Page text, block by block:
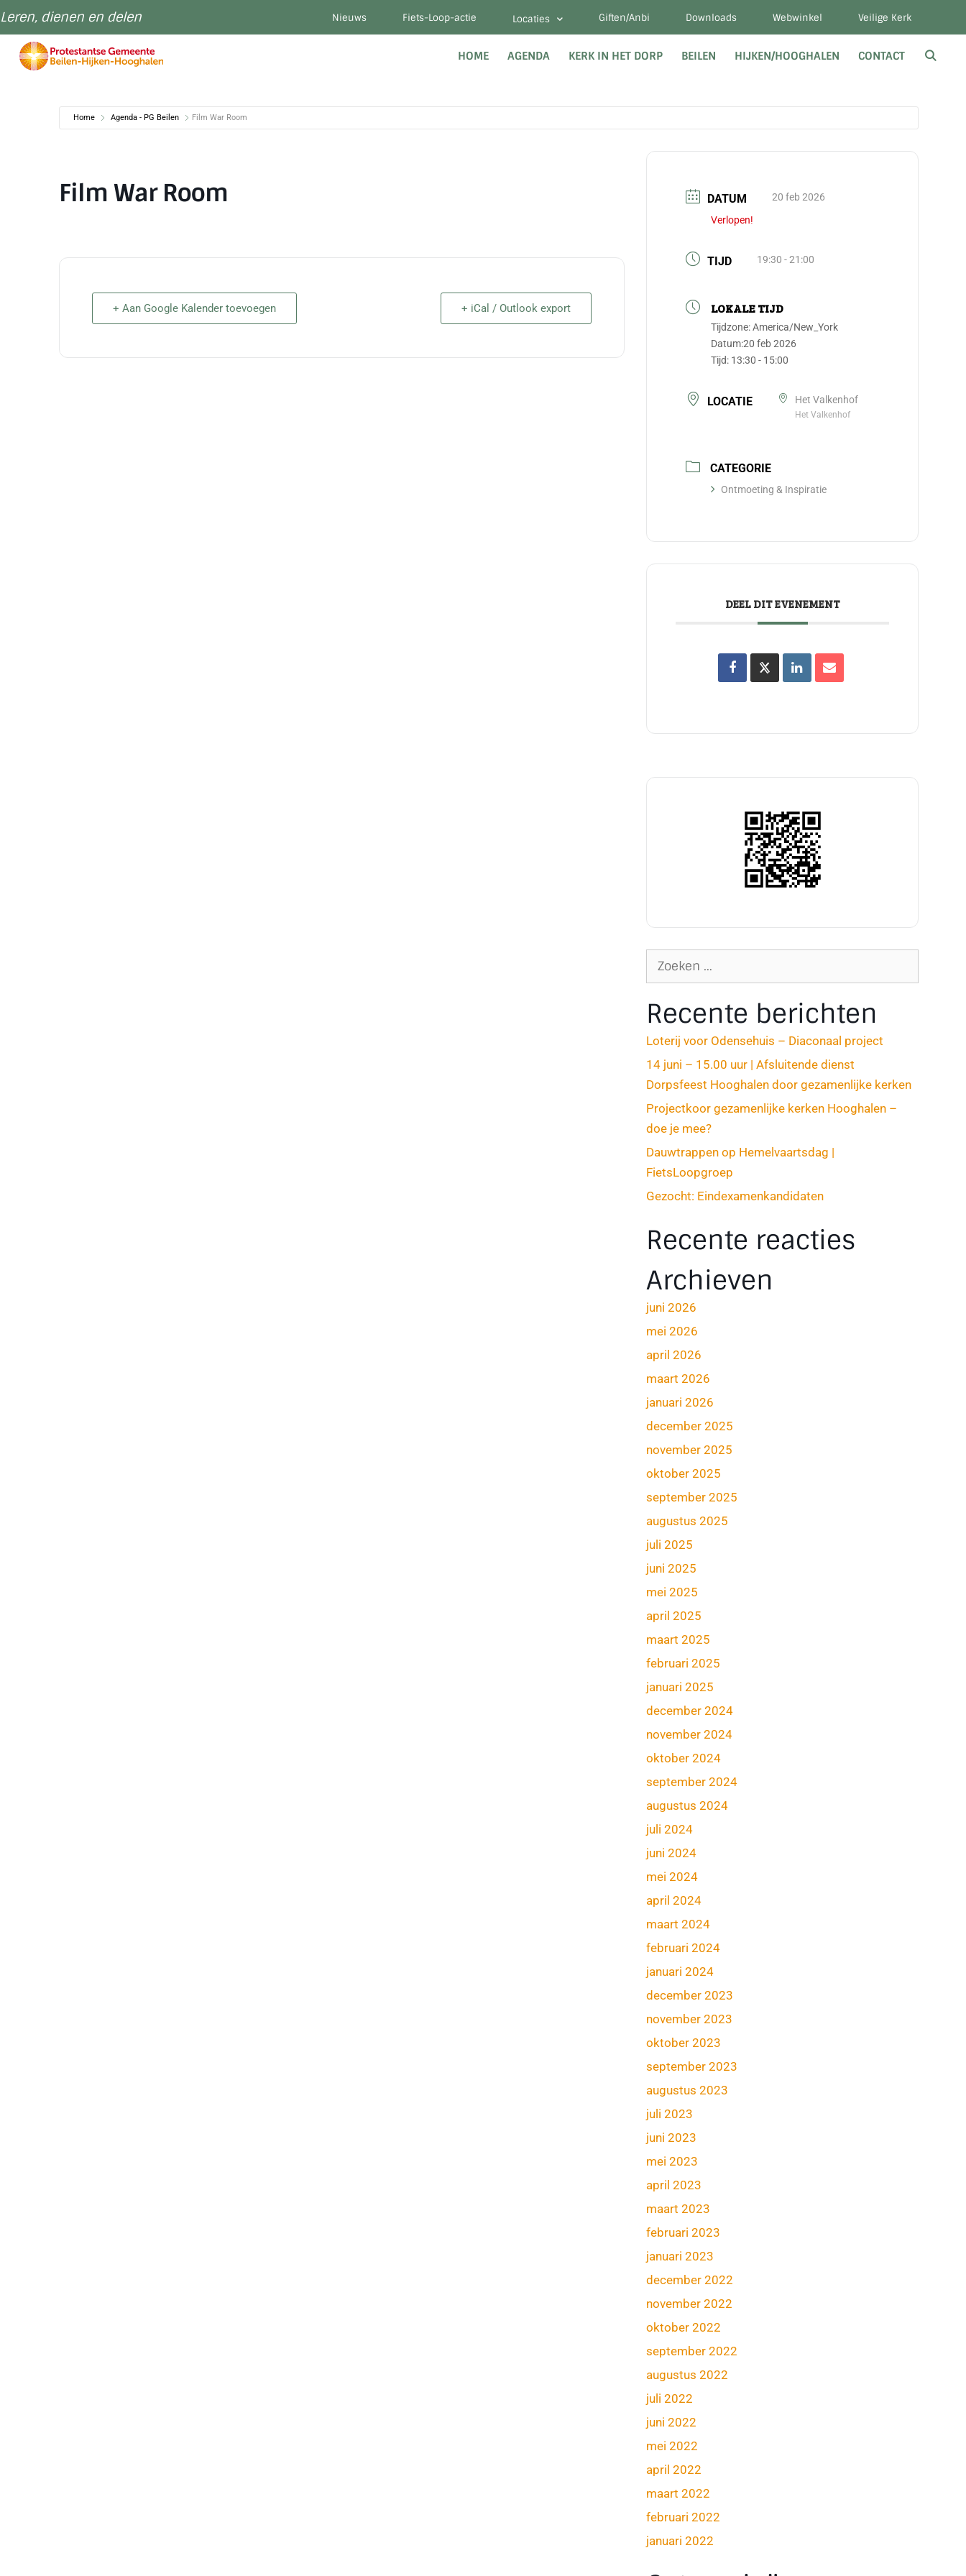
Leren, dienen en delen Nieuws Fiets-Loop-actie Locaties Giften/Anbi Downloads Webwinkel Veilige Kerk
HOME AGENDA KERK IN HET DORP BEILEN HIJKEN/HOOGHALEN CONTACT
Home Agenda - PG Beilen Film War Room
Film War Room
+ Aan Google Kalender toevoegen + iCal / Outlook export
DATUM
20 feb 2026
Verlopen!
TIJD 19:30 - 21:00
LOKALE TIJD
Tijdzone:America/New_York
Datum:20 feb 2026
Tijd: 13:30 - 15:00
LOCATIE Het Valkenhof
Het Valkenhof
CATEGORIE
Ontmoeting & Inspiratie
DEEL DIT EVENEMENT
Recente berichten
Loterij voor Odensehuis – Diaconaal project
14 juni – 15.00 uur | Afsluitende dienst
Dorpsfeest Hooghalen door gezamenlijke kerken
Projectkoor gezamenlijke kerken Hooghalen –
doe je mee?
Dauwtrappen op Hemelvaartsdag |
FietsLoopgroep
Gezocht: Eindexamenkandidaten
Recente reacties
Archieven
juni 2026
mei 2026
april 2026
maart 2026
januari 2026
december 2025
november 2025
oktober 2025
september 2025
augustus 2025
juli 2025
juni 2025
mei 2025
april 2025
maart 2025
februari 2025
januari 2025
december 2024
november 2024
oktober 2024
september 2024
augustus 2024
juli 2024
juni 2024
mei 2024
april 2024
maart 2024
februari 2024
januari 2024
december 2023
november 2023
oktober 2023
september 2023
augustus 2023
juli 2023
juni 2023
mei 2023
april 2023
maart 2023
februari 2023
januari 2023
december 2022
november 2022
oktober 2022
september 2022
augustus 2022
juli 2022
juni 2022
mei 2022
april 2022
maart 2022
februari 2022
januari 2022